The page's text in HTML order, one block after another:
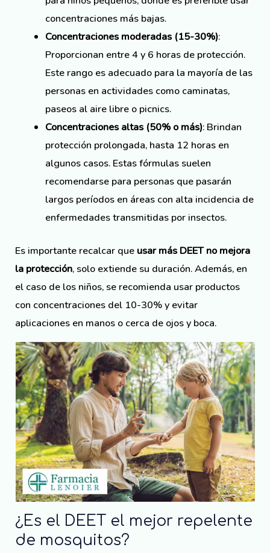
concentraciones más bajas.
Concentraciones moderadas (15-30%):
Proporcionan entre 4 y 6 horas de protección.
Este rango es adecuado para la mayoría de las
personas en actividades como caminatas,
paseos al aire libre o picnics.
Concentraciones altas (50% o más): Brindan
protección prolongada, hasta 12 horas en
algunos casos. Estas fórmulas suelen
recomendarse para personas que pasarán
largos períodos en áreas con alta incidencia de
enfermedades transmitidas por insectos.
Es importante recalcar que usar más DEET no mejora
la protección, solo extiende su duración. Además, en
el caso de los niños, se recomienda usar productos
con concentraciones del 10-30% y evitar
aplicaciones en manos o cerca de ojos y boca.
¿Es el DEET el mejor repelente
de mosquitos?